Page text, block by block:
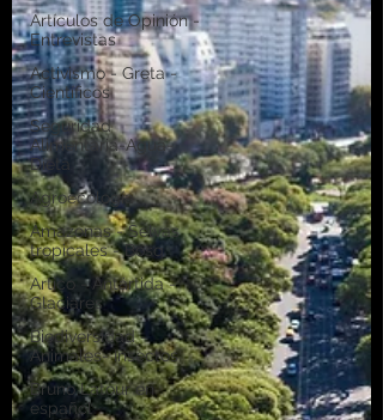
Artículos de Opinión -
Entrevistas
Activismo - Greta -
Científicos
Seguridad
Alimentaria-Agua-
Dieta
Agroecología
Amazonas - Selvas
tropicales - Bosq
Artico - Antártida -
Glaciares
Biodiversidad -
Animales- Insectos
Bruno Latour en
español